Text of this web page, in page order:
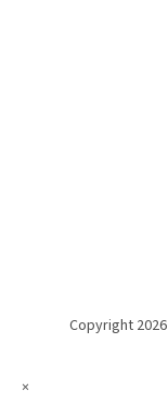
Copyright 2026
×